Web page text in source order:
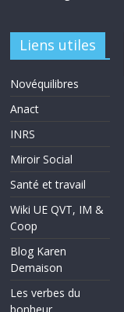
Liens utiles
Novéquilibres
Anact
INRS
Miroir Social
Santé et travail
Wiki UE QVT, IM &
Coop
Blog Karen
Demaison
Les verbes du